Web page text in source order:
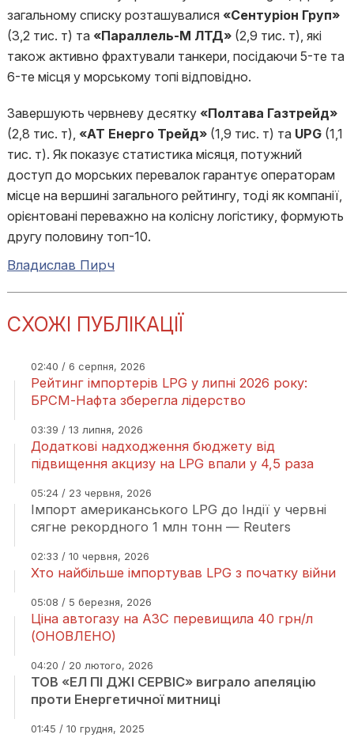
загальному списку розташувалися «Сентуріон Груп»
(3,2 тис. т) та «Параллель-М ЛТД»(2,9 тис. т), які
також активно фрахтували танкери, посідаючи 5-те та
6-те місця у морському топі відповідно.
Завершують червневу десятку «Полтава Газтрейд»
(2,8 тис. т), «АТ Енерго Трейд»(1,9 тис. т) та UPG(1,1
тис. т). Як показує статистика місяця, потужний
доступ до морських перевалок гарантує операторам
місце на вершині загального рейтингу, тоді як компанії,
орієнтовані переважно на колісну логістику, формують
другу половину топ-10.
Владислав Пирч
СХОЖІ ПУБЛІКАЦІЇ
02:40 / 6 серпня, 2026
Рейтинг імпортерів LPG у липні 2026 року:
БРСМ-Нафта зберегла лідерство
03:39 / 13 липня, 2026
Додаткові надходження бюджету від
підвищення акцизу на LPG впали у 4,5 раза
05:24 / 23 червня, 2026
Імпорт американського LPG до Індії у червні
сягне рекордного 1 млн тонн — Reuters
02:33 / 10 червня, 2026
Хто найбільше імпортував LPG з початку війни
05:08 / 5 березня, 2026
Ціна автогазу на АЗС перевищила 40 грн/л
(ОНОВЛЕНО)
04:20 / 20 лютого, 2026
ТОВ «ЕЛ ПІ ДЖІ СЕРВІС» виграло апеляцію
проти Енергетичної митниці
01:45 / 10 грудня, 2025